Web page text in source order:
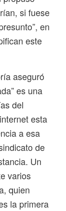
si fuese
en
este
aseguró
es una
del
esta
a esa
de
Un
varios
quien
la primera